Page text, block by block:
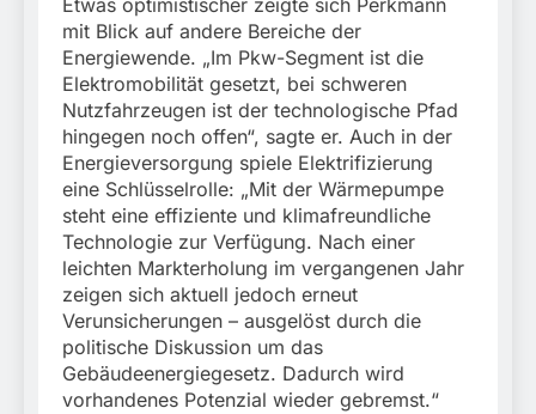
Etwas optimistischer zeigte sich Perkmann
mit Blick auf andere Bereiche der
Energiewende. „Im Pkw-Segment ist die
Elektromobilität gesetzt, bei schweren
Nutzfahrzeugen ist der technologische Pfad
hingegen noch offen“, sagte er. Auch in der
Energieversorgung spiele Elektrifizierung
eine Schlüsselrolle: „Mit der Wärmepumpe
steht eine effiziente und klimafreundliche
Technologie zur Verfügung. Nach einer
leichten Markterholung im vergangenen Jahr
zeigen sich aktuell jedoch erneut
Verunsicherungen – ausgelöst durch die
politische Diskussion um das
Gebäudeenergiegesetz. Dadurch wird
vorhandenes Potenzial wieder gebremst.“